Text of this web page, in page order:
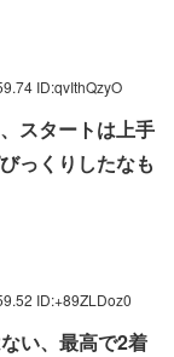
ID:qvIthQzyO
スタートは上手
っくりしたなも
ID:+89ZLDoz0
い、最高で2着